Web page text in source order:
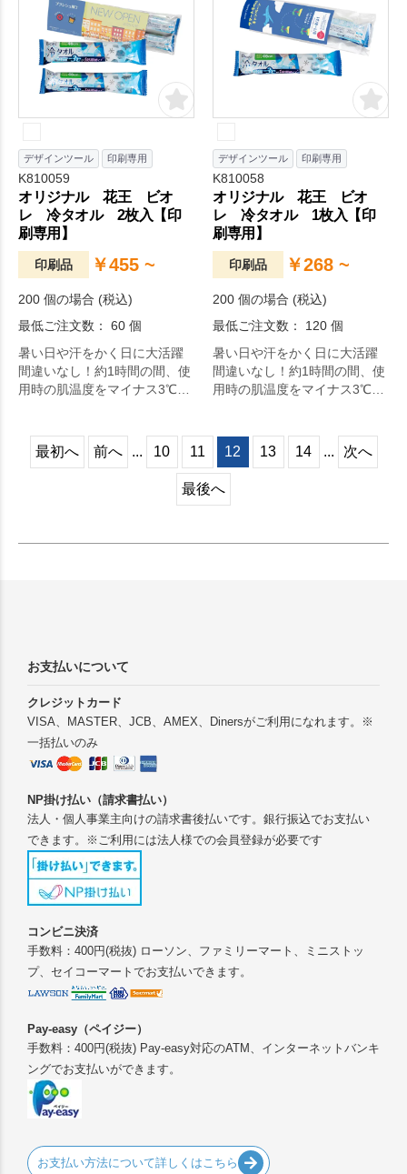
デザインツール 印刷専用
K810059
オリジナル 花王 ビオ
レ 冷タオル 2枚入【印
刷専用】
印刷品 ￥455 ~
200 個の場合 (税込)
最低ご注文数： 60 個
暑い日や汗をかく日に大活躍
間違いなし！約1時間の間、使
用時の肌温度をマイナス3℃下
外で使用した場合(日なた日陰
の休憩含む)。
デザインツール 印刷専用
K810058
オリジナル 花王 ビオ
レ 冷タオル 1枚入【印
刷専用】
印刷品 ￥268 ~
200 個の場合 (税込)
最低ご注文数： 120 個
暑い日や汗をかく日に大活躍
間違いなし！約1時間の間、使
用時の肌温度をマイナス3℃下
外で使用した場合(日なた日陰
最初へ 前へ ... 10 11 12 13 14 ... 次へ
最後へ
お支払いについて
クレジットカード
VISA、MASTER、JCB、AMEX、Dinersがご利用になれます。※
一括払いのみ
NP掛け払い（請求書払い）
法人・個人事業主向けの請求書後払いです。銀行振込でお支払い
できます。※ご利用には法人様での会員登録が必要です
コンビニ決済
手数料：400円(税抜) ローソン、ファミリーマート、ミニストッ
プ、セイコーマートでお支払いできます。
Pay-easy（ペイジー）
手数料：400円(税抜) Pay-easy対応のATM、インターネットバンキ
ングでお支払いができます。
お支払い方法について詳しくはこちら